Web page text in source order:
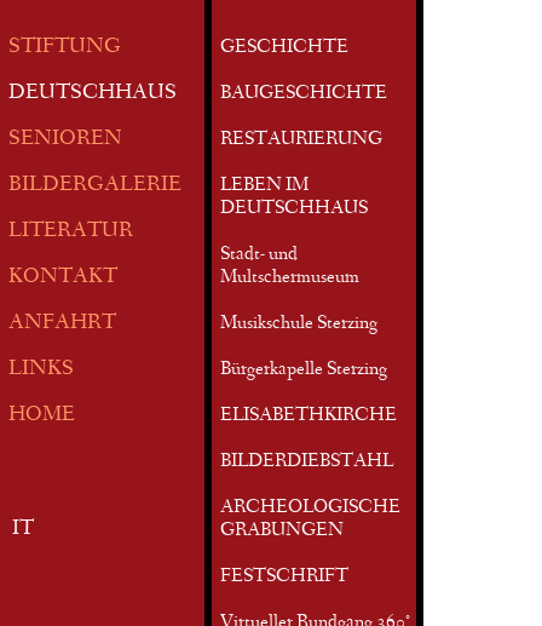
STIFTUNG
DEUTSCHHAUS
SENIOREN
BILDERGALERIE
LITERATUR
KONTAKT
ANFAHRT
LINKS
HOME
IT
GESCHICHTE
BAUGESCHICHTE
RESTAURIERUNG
LEBEN IM
DEUTSCHHAUS
Stadt- und
Multschermuseum
Musikschule Sterzing
Bürgerkapelle Sterzing
ELISABETHKIRCHE
BILDERDIEBSTAHL
ARCHEOLOGISCHE
GRABUNGEN
FESTSCHRIFT